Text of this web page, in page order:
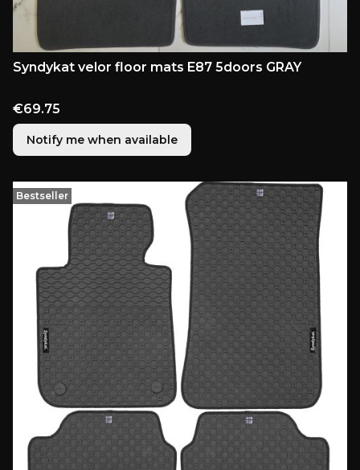
Syndykat velor floor mats E87 5doors GRAY
Price
€69.75
Notify me when available
Bestseller